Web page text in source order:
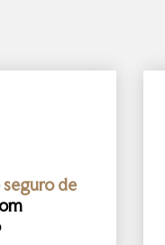
seguro de